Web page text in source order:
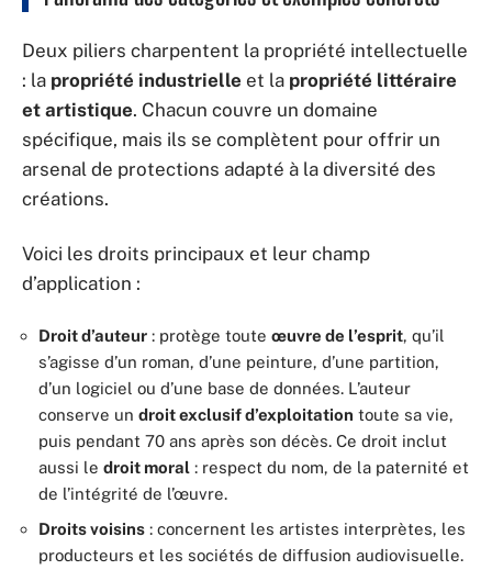
Deux piliers charpentent la propriété intellectuelle
: la propriété industrielle et la propriété littéraire
et artistique. Chacun couvre un domaine
spécifique, mais ils se complètent pour offrir un
arsenal de protections adapté à la diversité des
créations.
Voici les droits principaux et leur champ
d’application :
Droit d’auteur : protège toute œuvre de l’esprit, qu’il
s’agisse d’un roman, d’une peinture, d’une partition,
d’un logiciel ou d’une base de données. L’auteur
conserve un droit exclusif d’exploitation toute sa vie,
puis pendant 70 ans après son décès. Ce droit inclut
aussi le droit moral : respect du nom, de la paternité et
de l’intégrité de l’œuvre.
Droits voisins : concernent les artistes interprètes, les
producteurs et les sociétés de diffusion audiovisuelle.